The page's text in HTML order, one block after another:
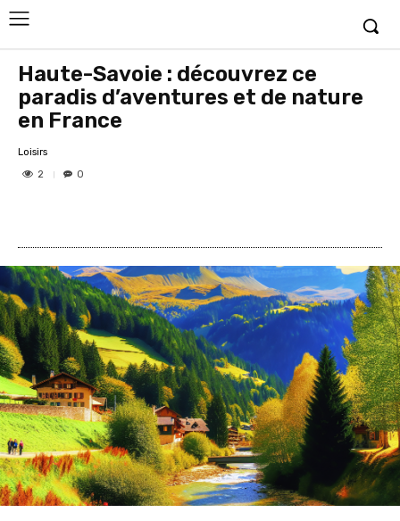
Haute-Savoie : découvrez ce
paradis d’aventures et de nature
en France
Loisirs
2
0